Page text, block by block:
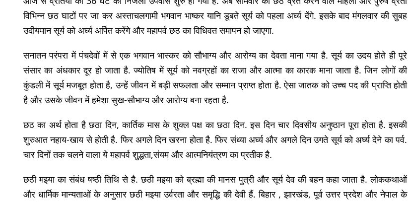
विभिन्न छठ घाटों पर जा कर अस्ताचलगामी भगवान भाष्कर यानि डूबते सूर्य को पहला अर्घ्य देंगे. इसके बाद मंगलवार की सुबह
उदीयमान सूर्य को अर्घ्य अर्पित करेंगे और महापर्व छठ का विधिवत समापन हो जाएगा.
सनातन परंपरा में पंचदेवों में से एक भगवान भास्कर को सौभाग्य और आरोग्य का देवता माना गया है. सूर्य का उदय होते ही पूरे
संसार का अंधकार दूर हो जाता है. ज्योतिष में सूर्य को नवग्रहों का राजा और आत्मा का कारक माना जाता है. जिन लोगों की
कुंडली में सूर्य मजबूत होता है, उन्हें जीवन में बड़ी सफलता और सम्मान प्राप्त होता है. ऐसा जातक को उच्च पद की प्राप्ति होती
है और उसके जीवन में हमेशा सुख-सौभाग्य और आरोग्य बना रहता है.
छठ का अर्थ होता है छठा दिन, कार्तिक मास के शुक्ल पक्ष का छठा दिन. इस दिन चार दिवसीय अनुष्ठान पूरा होता है. इसकी
शुरुआत नहाय-खाय से होती है. फिर अगले दिन खरना होता है. फिर संध्या अर्घ्य और अगले दिन उगते सूर्य को अर्घ्य देने का पर्व.
चार दिनों तक चलने वाला ये महापर्व शुद्धता,संयम और आत्मनियंत्रण का प्रतीक है.
छठी मइया का संबंध षष्ठी तिथि से है. छठी मइया को ब्रह्मा की मानस पुत्री और सूर्य देव की बहन कहा जाता है. लोककथाओं
और धार्मिक मान्यताओं के अनुसार छठी मइया उर्वरता और समृद्धि की देवी हैं. बिहार , झारखंड, पूर्व उत्तर प्रदेश और नेपाल के